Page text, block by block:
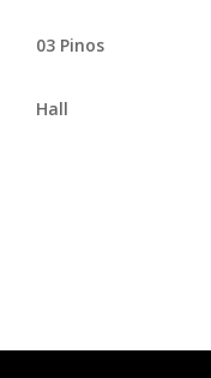
03 Pinos
Hall